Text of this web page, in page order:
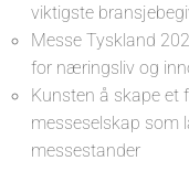
viktigste
Messe Tyskland
for næringsliv og
Kunsten å skape et
messeselskap som
messestander